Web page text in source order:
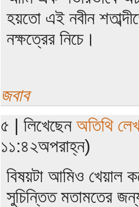
হয়তো এই নবীন
নক্ষত্রের নিচে।
জবাব
৫ | লিখেছেন অতিথি
১১:৪২অপরাহ্ন)
বিষয়টা আমিও খেয়াল
সুচিন্তিত মতামতের